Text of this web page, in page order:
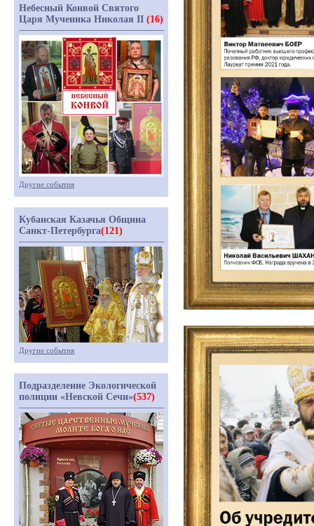
Небесный Конвой Святого
Царя Мученика Николая II (16)
Другие события
Кубанская Казачья Община
Санкт-Петербурга(121)
Другие события
Подразделение Экологической
полиции «Невской Сечи»(537)